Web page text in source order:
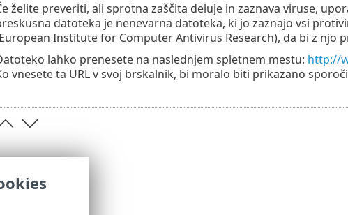
želite preveriti, ali sprotna zaščita deluje in zaznava viruse,
datoteka je nenevarna datoteka, ki jo zaznajo vsi
Institute for Computer Antivirus Research), da bi z
lahko prenesete na naslednjem spletnem mestu: http://
vnesete ta URL v svoj brskalnik, bi moralo biti prikazano